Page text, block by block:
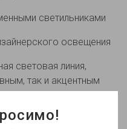
светильниками
освещения
световая линия,
так и акцентным